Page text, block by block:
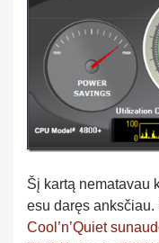
Šį kartą nematavau
esu daręs
Cool’n’Quiet